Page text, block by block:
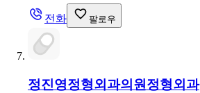
전화 팔로우
정진영정형외과의원 정형외과